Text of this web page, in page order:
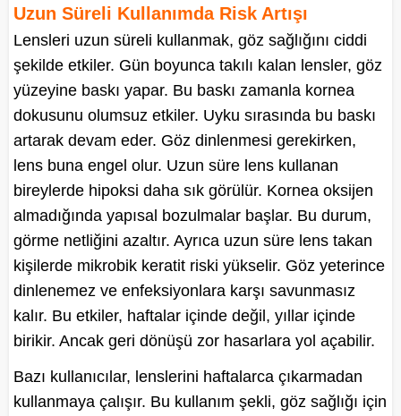
Uzun Süreli Kullanımda Risk Artışı
Lensleri uzun süreli kullanmak, göz sağlığını ciddi
şekilde etkiler. Gün boyunca takılı kalan lensler, göz
yüzeyine baskı yapar. Bu baskı zamanla kornea
dokusunu olumsuz etkiler. Uyku sırasında bu baskı
artarak devam eder. Göz dinlenmesi gerekirken,
lens buna engel olur. Uzun süre lens kullanan
bireylerde hipoksi daha sık görülür. Kornea oksijen
almadığında yapısal bozulmalar başlar. Bu durum,
görme netliğini azaltır. Ayrıca uzun süre lens takan
kişilerde mikrobik keratit riski yükselir. Göz yeterince
dinlenemez ve enfeksiyonlara karşı savunmasız
kalır. Bu etkiler, haftalar içinde değil, yıllar içinde
birikir. Ancak geri dönüşü zor hasarlara yol açabilir.
Bazı kullanıcılar, lenslerini haftalarca çıkarmadan
kullanmaya çalışır. Bu kullanım şekli, göz sağlığı için